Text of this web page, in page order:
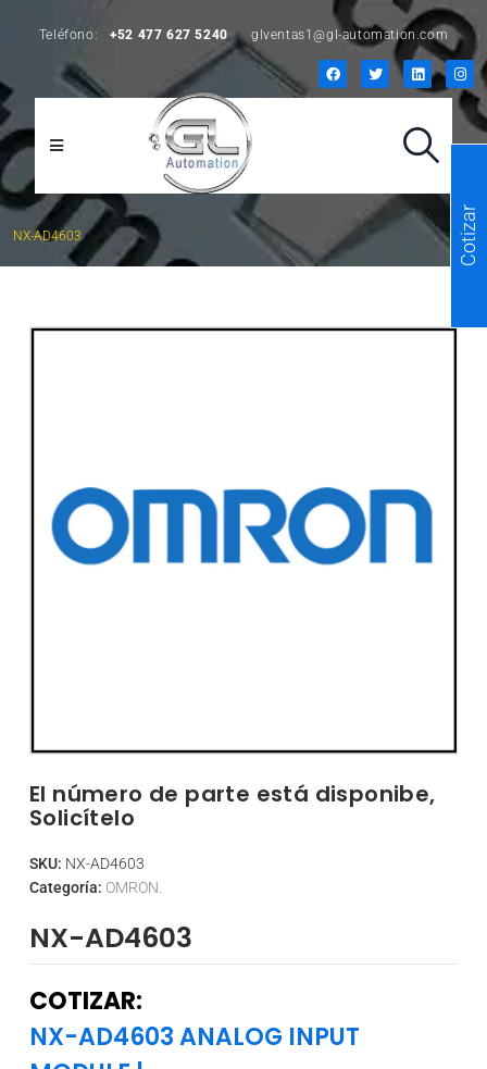
Teléfono: +52 477 627 5240 glventas1@gl-automation.com
NX-AD4603
El número de parte está disponibe,
Solicítelo
SKU: NX-AD4603
Categoría: OMRON.
NX-AD4603
COTIZAR:
NX-AD4603 ANALOG INPUT
Cotizar